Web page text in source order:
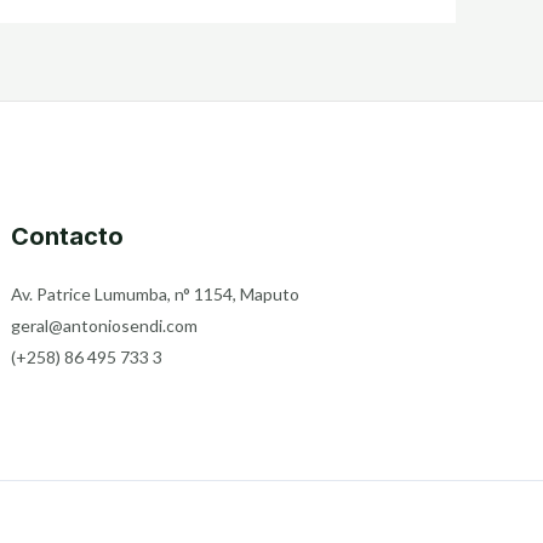
Contacto
Av. Patrice Lumumba, n° 1154, Maputo
geral@antoniosendi.com
(+258) 86 495 733 3